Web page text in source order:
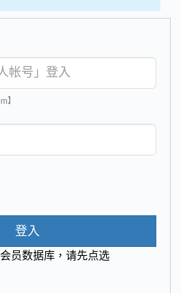
】
登入
员数据库，请先点选